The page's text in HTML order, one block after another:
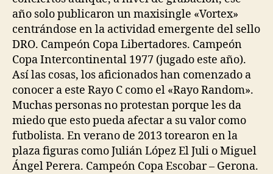
año solo publicaron un maxisingle «Vortex»
centrándose en la actividad emergente del sello
DRO. Campeón Copa Libertadores. Campeón
Copa Intercontinental 1977 (jugado este año).
Así las cosas, los aficionados han comenzado a
conocer a este Rayo C como el «Rayo Random».
Muchas personas no protestan porque les da
miedo que esto pueda afectar a su valor como
futbolista. En verano de 2013 torearon en la
plaza figuras como Julián López El Juli o Miguel
Ángel Perera. Campeón Copa Escobar – Gerona.